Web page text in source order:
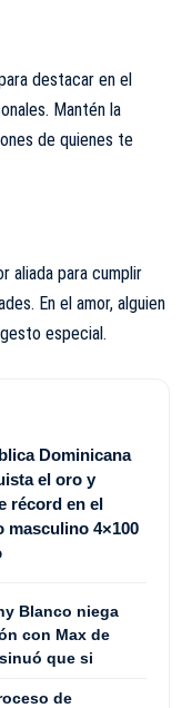
destacar en el
Mantén la
de quienes te
aliada para cumplir
En el amor, alguien
especial.
Dominicana
el oro y
récord en el
masculino 4×100
Blanco niega
con Max de
que si
de